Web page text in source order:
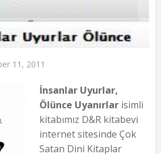
11, 2011
İnsanlar Uyurlar,
Ölünce Uyanırlar isimli
kitabımız D&R kitabevi
internet sitesinde Çok
Satan Dini Kitaplar